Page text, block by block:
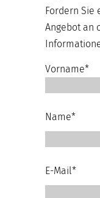
Fordern Sie
Angebot an
Vorname*
Name*
E-Mail*